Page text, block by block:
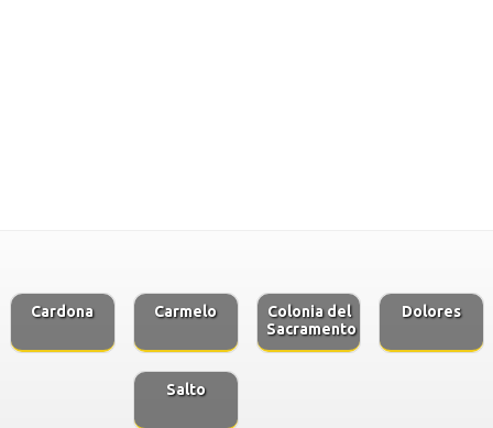
Cardona Carmelo
Colonia del
Sacramento
Dolores
Salto